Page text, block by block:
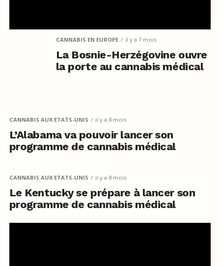
CANNABIS EN EUROPE il y a 7 mois
La Bosnie-Herzégovine ouvre
la porte au cannabis médical
CANNABIS AUX ETATS-UNIS il y a 8 mois
L’Alabama va pouvoir lancer son
programme de cannabis médical
CANNABIS AUX ETATS-UNIS il y a 8 mois
Le Kentucky se prépare à lancer son
programme de cannabis médical